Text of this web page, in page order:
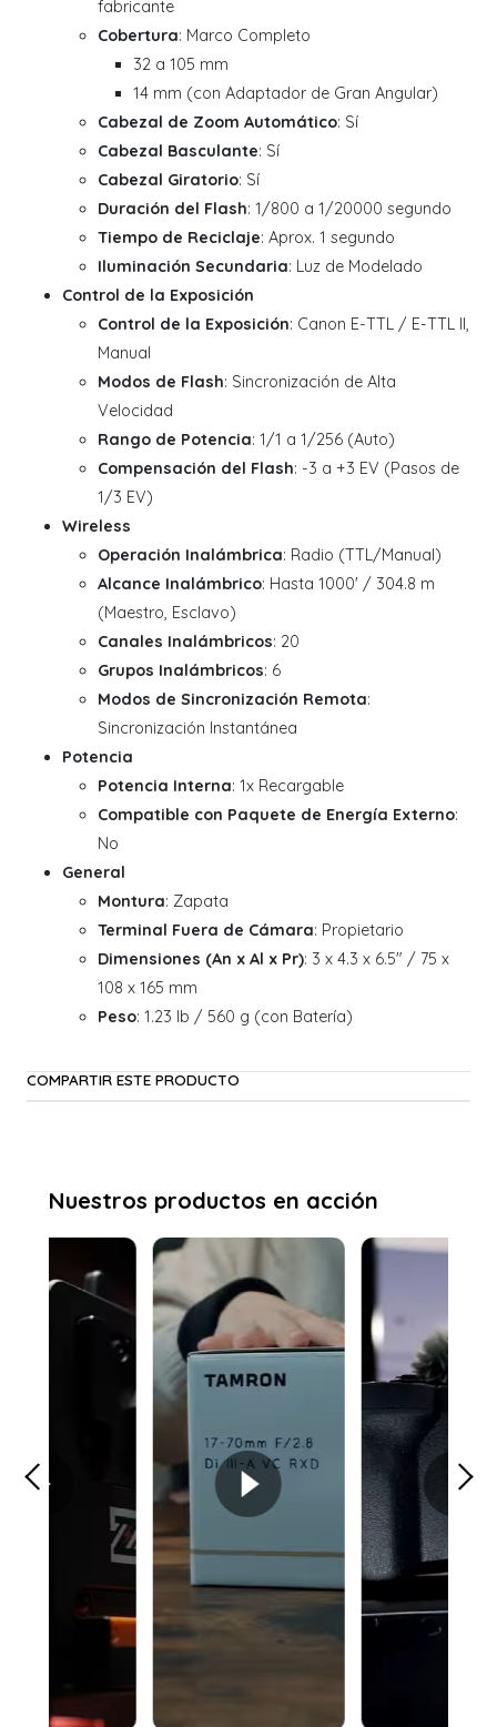
fabricante
Cobertura: Marco Completo
32 a 105 mm
14 mm (con Adaptador de Gran Angular)
Cabezal de Zoom Automático: Sí
Cabezal Basculante: Sí
Cabezal Giratorio: Sí
Duración del Flash: 1/800 a 1/20000 segundo
Tiempo de Reciclaje: Aprox. 1 segundo
Iluminación Secundaria: Luz de Modelado
Control de la Exposición
Control de la Exposición: Canon E-TTL / E-TTL II,
Manual
Modos de Flash: Sincronización de Alta
Velocidad
Rango de Potencia: 1/1 a 1/256 (Auto)
Compensación del Flash: -3 a +3 EV (Pasos de
1/3 EV)
Wireless
Operación Inalámbrica: Radio (TTL/Manual)
Alcance Inalámbrico: Hasta 1000' / 304.8 m
(Maestro, Esclavo)
Canales Inalámbricos: 20
Grupos Inalámbricos: 6
Modos de Sincronización Remota:
Sincronización Instantánea
Potencia
Potencia Interna: 1x Recargable
Compatible con Paquete de Energía Externo:
No
General
Montura: Zapata
Terminal Fuera de Cámara: Propietario
Dimensiones (An x Al x Pr): 3 x 4.3 x 6.5" / 75 x
108 x 165 mm
Peso: 1.23 lb / 560 g (con Batería)
COMPARTIR ESTE PRODUCTO